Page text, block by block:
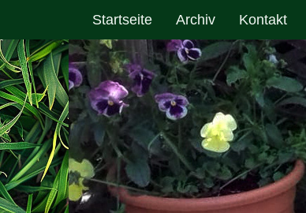
Startseite Archiv Kontakt